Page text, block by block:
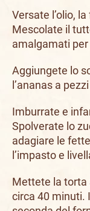
Versate l’olio,
Mescolate il
amalgamati
Aggiungete lo
l’ananas a
Imburrate e
Spolverate lo
adagiare le
l’impasto e
Mettete la torta
circa 40 minuti.